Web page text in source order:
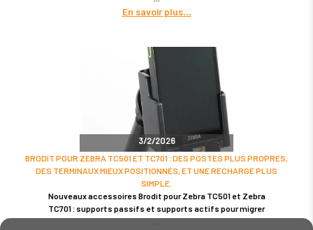
En savoir plus
3/2/2026
BRODIT POUR ZEBRA TC501 ET TC701 : DES POSTES PLUS PROPRES,
DES TERMINAUX MIEUX POSITIONNÉS, ET UNE RECHARGE PLUS
SIMPLE.
Nouveaux accessoires Brodit pour Zebra TC501 et Zebra
TC701 : supports passifs et supports actifs pour migrer